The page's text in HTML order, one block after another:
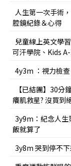
人生第一次手術
腔鏡紀錄＆心得
兒童線上英文學
可汗學院、Kids
4y3m ：視力檢
【已結團】30分
癢肌救星? 沒買到
3y9m：紀念人生
飯就算了
3y8m 哭到停不